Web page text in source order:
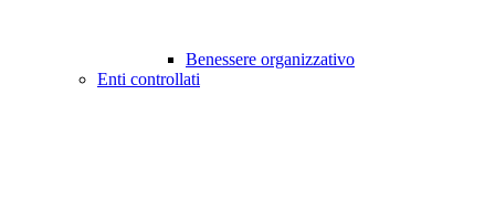
Benessere organizzativo
Enti controllati